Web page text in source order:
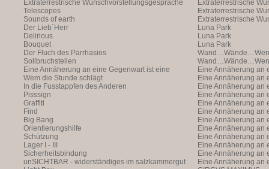
Extraterrestrische Wunschvorstellungsgespräche
Extraterrestrische
(with Markus Hofer)
Telescopes
Extraterrestrische
(with Markus Hofer)
Sounds of earth
Extraterrestrische
(with Markus Hofer)
Der Lieb´Herr
Luna Park
Delirious
Luna Park
Bouquet
Luna Park
Der Fluch des Parrhasios
Sollbruchstellen
Eine Annäherung an eine Gegenwart ist eine
Annäherung an eine Ann
Eine Annäherung an
Annäherung an eine
Vergangenheit ist
Wem die Stunde schlägt
Eine Annäherung an
Annäherung an eine
Vergangenheit ist
In die Fusstappfen des Anderen
Eine Annäherung an
Annäherung
Pisssign
Eine Annäherung an
Annäherung an eine
Vergangenheit ist
Graffiti
Eine Annäherung an
Annäherung an eine
Vergangenheit ist
Find
Eine Annäherung an
Annäherung an eine
Vergangenheit ist
Big Bang
Eine Annäherung an
Annäherung an eine
Vergangenheit ist
Orientierungshilfe
Eine Annäherung an
Annäherung an eine
Vergangenheit ist
Schützung
Eine Annäherung an
Annäherung an eine
Vergangenheit ist
Lager I - III
Eine Annäherung an
Annäherung an eine
Vergangenheit ist
Sicherheitsbindung
Eine Annäherung an
Annäherung an eine
unSICHTBAR - widerständiges im salzkammergut
Eine Annäherung an